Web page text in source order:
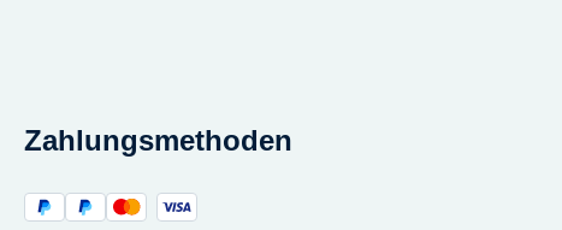
Zahlungsmethoden